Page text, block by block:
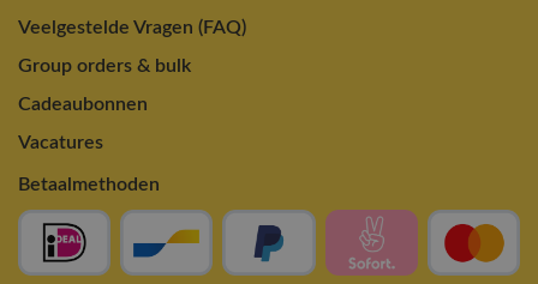
Veelgestelde Vragen (FAQ)
Group orders & bulk
Cadeaubonnen
Vacatures
Betaalmethoden